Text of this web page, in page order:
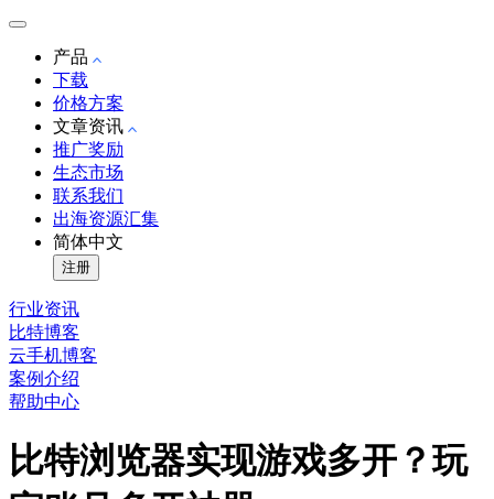
产品
下载
价格方案
文章资讯
推广奖励
生态市场
联系我们
出海资源汇集
简体中文
注册
行业资讯
比特博客
云手机博客
案例介绍
帮助中心
比特浏览器实现游戏多开？玩